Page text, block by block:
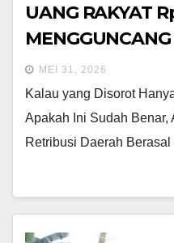
UANG RAKYAT
MEI 31, 2026
Kalau yang Disorot
Apakah Ini Sudah Benar,
Retribusi Daerah